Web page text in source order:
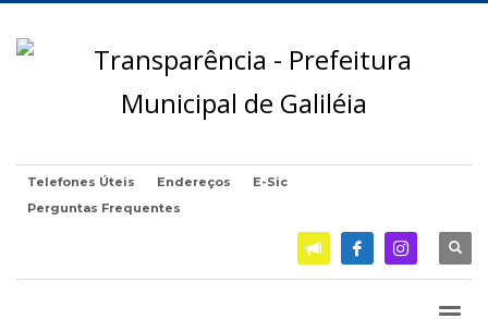
Telefones Úteis Endereços
E-Sic
Perguntas Frequentes